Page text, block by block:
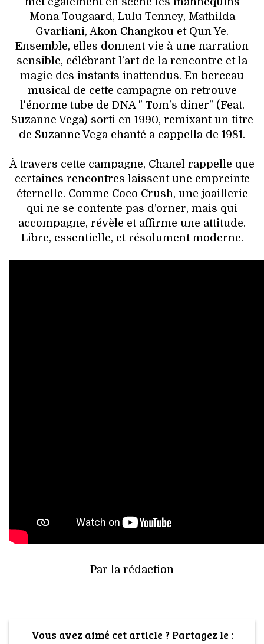
Mona Tougaard, Lulu Tenney, Mathilda
Gvarliani, Akon Changkou et Qun Ye.
Ensemble, elles donnent vie à une narration
sensible, célébrant l’art de la rencontre et la
magie des instants inattendus. En berceau
musical de cette campagne on retrouve
l'énorme tube de DNA " Tom's diner" (Feat.
Suzanne Vega) sorti en 1990, remixant un titre
de Suzanne Vega chanté a cappella de 1981.
À travers cette campagne, Chanel rappelle que
certaines rencontres laissent une empreinte
éternelle. Comme Coco Crush, une joaillerie
qui ne se contente pas d’orner, mais qui
accompagne, révèle et affirme une attitude.
Libre, essentielle, et résolument moderne.
Par la rédaction
Vous avez aimé cet article ? Partagez le :